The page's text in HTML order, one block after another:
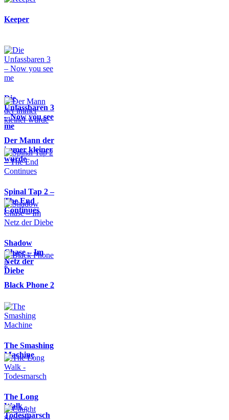
Keeper
Die
Unfassbaren 3
– Now you see
me
Der Mann der
immer kleiner
wurde
Spinal Tap 2 –
The End
Continues
Shadow
Chase – Im
Netz der
Diebe
Black Phone 2
The Smashing
Machine
The Long
Walk -
Todesmarsch